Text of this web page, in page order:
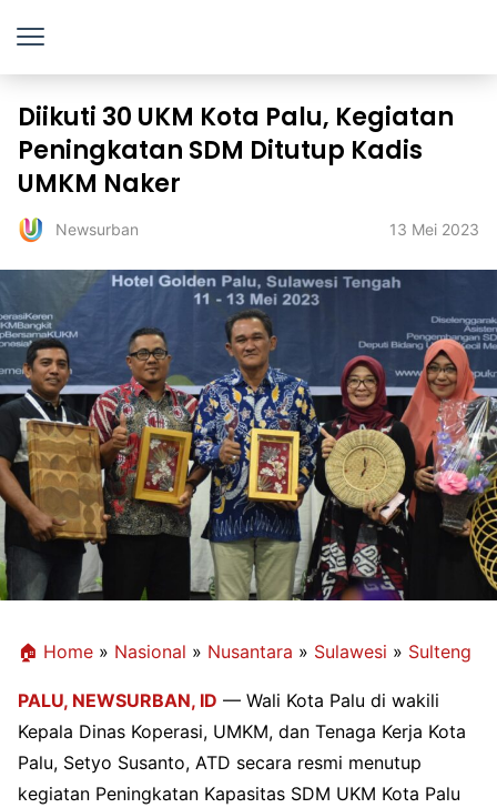
Diikuti 30 UKM Kota Palu, Kegiatan
Peningkatan SDM Ditutup Kadis
UMKM Naker
Newsurban 13 Mei 2023
🏠 Home » Nasional » Nusantara » Sulawesi » Sulteng
PALU, NEWSURBAN, ID — Wali Kota Palu di wakili
Kepala Dinas Koperasi, UMKM, dan Tenaga Kerja Kota
Palu, Setyo Susanto, ATD secara resmi menutup
kegiatan Peningkatan Kapasitas SDM UKM Kota Palu